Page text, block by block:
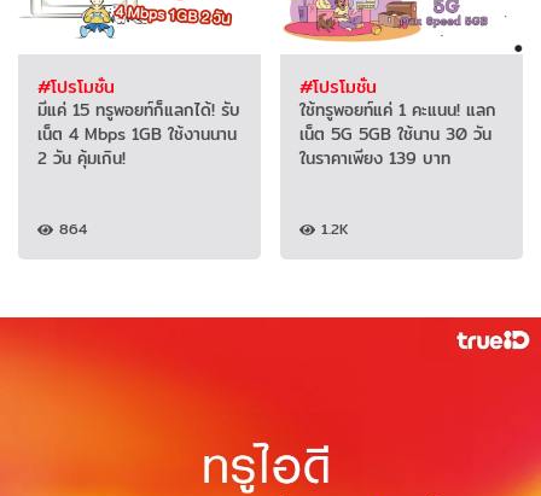
#โปรโมชั่น
มีแค่ 15 ทรูพอยท์ก็แลกได้! รับ
เน็ต 4 Mbps 1GB ใช้งานนาน
2 วัน คุ้มเกิน!
864
#โปรโมชั่น
ใช้ทรูพอยท์แค่ 1 คะแนน! แลก
เน็ต 5G 5GB ใช้นาน 30 วัน
ในราคาเพียง 139 บาท
1.2K